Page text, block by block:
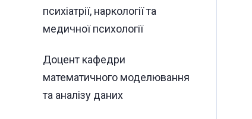
психіатрії, наркології та
медичної психології
Доцент кафедри
математичного моделювання
та аналізу даних